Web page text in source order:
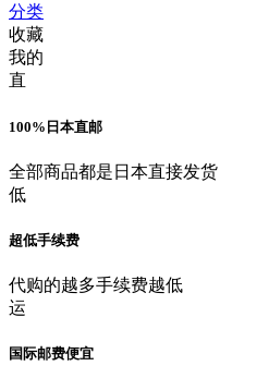
分类
收藏
我的
直
100%日本直邮
全部商品都是日本直接发货
低
超低手续费
代购的越多手续费越低
运
国际邮费便宜